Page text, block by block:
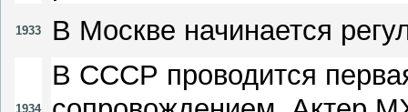
1933 В Москве начинается
1934
В СССР проводится